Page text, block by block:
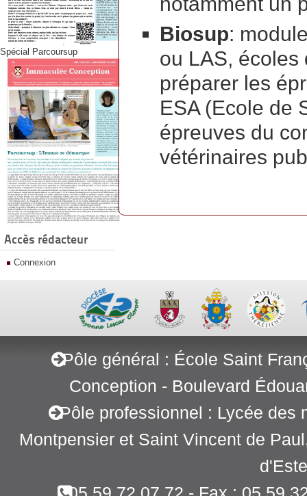
Spécial Parcoursup
Accès rédacteur
Connexion
Biosup:
ou LAS, écoles
préparer les
ESA (Ecole de
épreuves du
vétérinaires
Pôle général : École Saint
Conception - Boulevard
Pôle professionnel : Lycée des
Montpensier et Saint Vincent de